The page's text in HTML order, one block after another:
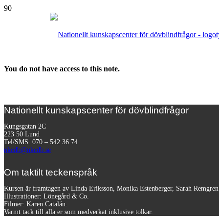
You do not have access to this note.
Nationellt kunskapscenter för dövblindfrågor
Kungsgatan 2C
223 50 Lund
Tel/SMS: 070 – 542 36 74
nkcdb@nkcdb.se
Om taktilt teckenspråk
Kursen är framtagen av Linda Eriksson, Monika Estenberger, Sarah
Illustrationer: Lönegård & Co.
Filmer: Karen Catalán.
Varmt tack till alla er som medverkat inklusive tolkar.